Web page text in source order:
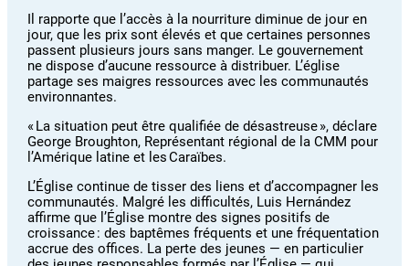
Il rapporte que l’accès à la nourriture diminue de jour en
jour, que les prix sont élevés et que certaines personnes
passent plusieurs jours sans manger. Le gouvernement
ne dispose d’aucune ressource à distribuer. L’église
partage ses maigres ressources avec les communautés
environnantes.
« La situation peut être qualifiée de désastreuse », déclare
George Broughton, Représentant régional de la CMM pour
l’Amérique latine et les Caraïbes.
L’Église continue de tisser des liens et d’accompagner les
communautés. Malgré les difficultés, Luis Hernández
affirme que l’Église montre des signes positifs de
croissance : des baptêmes fréquents et une fréquentation
accrue des offices. La perte des jeunes — en particulier